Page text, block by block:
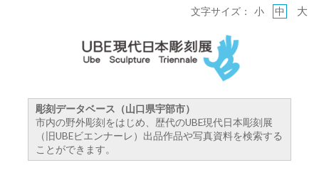
彫刻データベース（山口県宇部市）
市内の野外彫刻をはじめ、歴代のUBE現代日本彫刻展
（旧UBEビエンナーレ）出品作品や写真資料を検索する
ことができます。
文字サイズ： 小 中 大